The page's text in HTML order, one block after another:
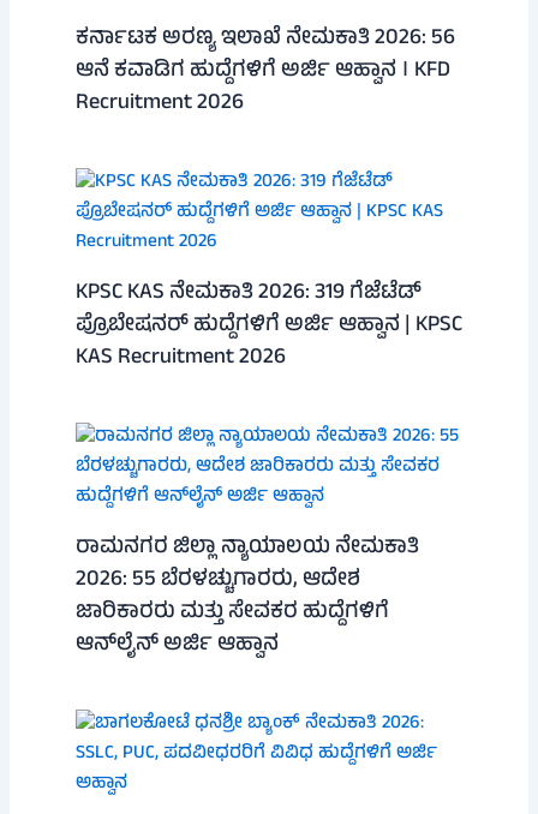
ಕರ್ನಾಟಕ ಅರಣ್ಯ ಇಲಾಖೆ ನೇಮಕಾತಿ 2026: 56
ಆನೆ ಕವಾಡಿಗ ಹುದ್ದೆಗಳಿಗೆ ಅರ್ಜಿ ಆಹ್ವಾನ । KFD
Recruitment 2026
KPSC KAS ನೇಮಕಾತಿ 2026: 319 ಗೆಜೆಟೆಡ್
ಪ್ರೊಬೇಷನರ್ ಹುದ್ದೆಗಳಿಗೆ ಅರ್ಜಿ ಆಹ್ವಾನ | KPSC
KAS Recruitment 2026
ರಾಮನಗರ ಜಿಲ್ಲಾ ನ್ಯಾಯಾಲಯ ನೇಮಕಾತಿ
2026: 55 ಬೆರಳಚ್ಚುಗಾರರು, ಆದೇಶ
ಜಾರಿಕಾರರು ಮತ್ತು ಸೇವಕರ ಹುದ್ದೆಗಳಿಗೆ
ಆನ್‌ಲೈನ್ ಅರ್ಜಿ ಆಹ್ವಾನ